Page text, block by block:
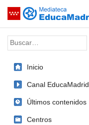
Saltar navegación
Palabra o frase:
Inicio
Canal EducaMadrid
Últimos contenidos
Centros